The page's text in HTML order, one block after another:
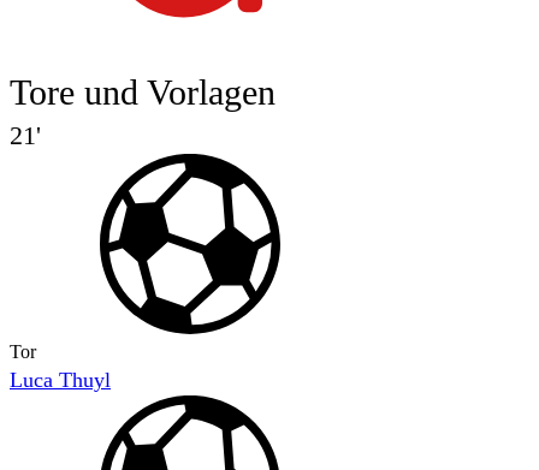
Tore und Vorlagen
21'
Tor
Luca Thuyl